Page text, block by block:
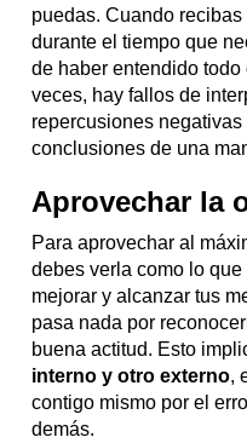
puedas. Cuando
durante el tiempo que
de haber entendido
veces, hay fallos de
repercusiones
conclusiones de una
Aprovechar la
Para aprovechar al
debes verla como lo
mejorar y alcanzar tus
pasa nada por
buena actitud. Esto
interno y otro externo,
contigo mismo por el
demás.